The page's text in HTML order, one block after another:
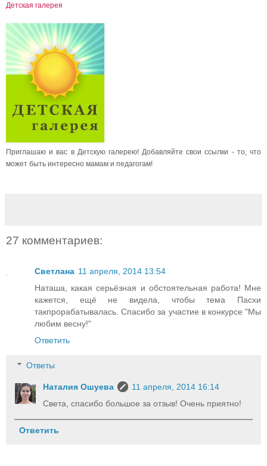
Детская галерея
Приглашаю и вас в Детскую галерею! Добавляйте свои ссылки - то, что
может быть интересно мамам и педагогам!
27 комментариев:
Светлана 11 апреля, 2014 13:54
Наташа, какая серьёзная и обстоятельная работа! Мне
кажется, ещё не видела, чтобы тема Пасхи
такпрорабатывалась. Спасибо за участие в конкурсе "Мы
любим весну!"
Ответить
Ответы
Наталия Ошуева
11 апреля, 2014 16:14
Света, спасибо большое за отзыв! Очень приятно!
Ответить